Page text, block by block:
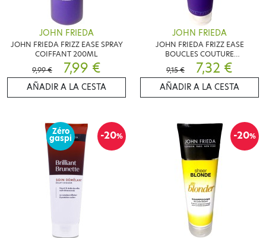
JOHN FRIEDA
JOHN FRIEDA FRIZZ EASE SPRAY
COIFFANT 200ML
9,99 €
7,99 €
AÑADIR A LA CESTA
JOHN FRIEDA
JOHN FRIEDA FRIZZ EASE
BOUCLES COUTURE
SHAMPOOING 250ML
9,15 € 7,32 €
AÑADIR A LA CESTA
-20%
Zéro
gaspi -20%